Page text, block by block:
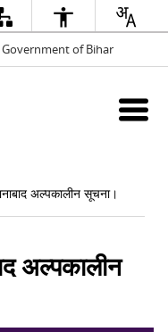
Government of Bihar
अल्पकालीन सूचना।
अल्पकालीन